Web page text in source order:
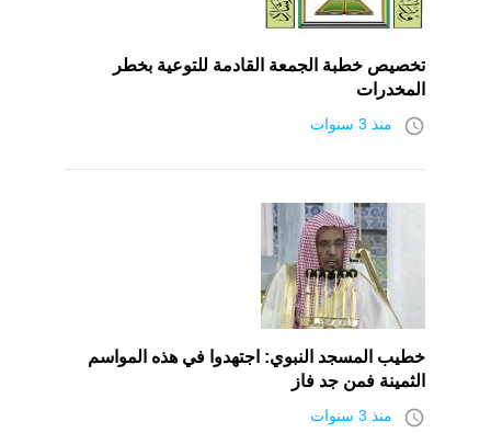
تخصيص خطبة الجمعة القادمة للتوعية بخطر
المخدرات
access_time منذ 3 سنوات
خطيب المسجد النبوي: اجتهدوا في هذه المواسم
الثمينة فمن جد فاز
access_time منذ 3 سنوات